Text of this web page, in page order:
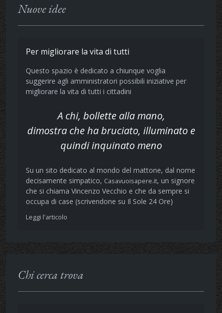
Nuove idee
Per migliorare la vita di tutti
Questo spazio è dedicato a chiunque voglia
suggerire agli amministratori possibili iniziative per
migliorare la vita di tutti i cittadini
A chi, bollette alla mano,
dimostra che ha bruciato, illuminato e
quindi inquinato meno
Su un sito dedicato al mondo del mattone, dal nome
decisamente simpatico, Casavuoisapere.it, un signore
che si chiama Vincenzo Vecchio e che da sempre si
occupa di case (scrivendone su Il Sole 24 Ore)
Leggi l'articolo
Chi cerca trova